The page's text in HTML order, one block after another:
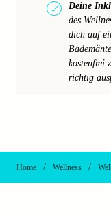
Deine
des
dich auf
kostenfrei
richtig
Home / Wellness /